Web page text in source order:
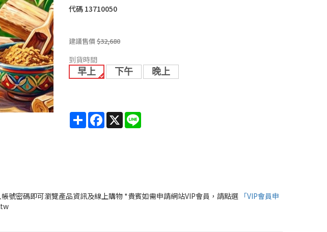
代碼 13710050
建議售價$32,680
到貨時間
早上
下午 晚上
Share Facebook
X
號密碼即可瀏覽產品資訊及線上購物 *貴賓如需申請網站VIP會員，請點選 「VIP會員申